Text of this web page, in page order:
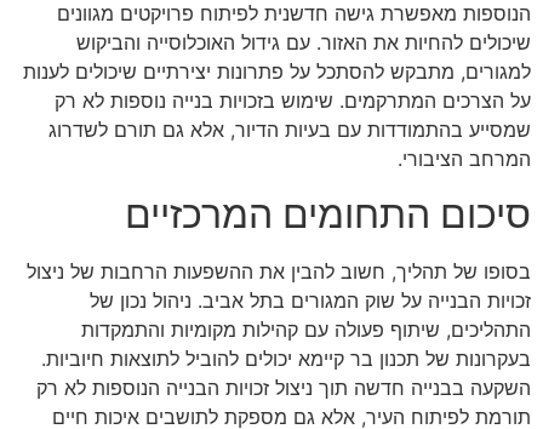
הנוספות מאפשרת גישה חדשנית לפיתוח פרויקטים מגוונים
שיכולים להחיות את האזור. עם גידול האוכלוסייה והביקוש
למגורים, מתבקש להסתכל על פתרונות יצירתיים שיכולים לענות
על הצרכים המתרקמים. שימוש בזכויות בנייה נוספות לא רק
שמסייע בהתמודדות עם בעיות הדיור, אלא גם תורם לשדרוג
המרחב הציבורי.
סיכום התחומים המרכזיים
בסופו של תהליך, חשוב להבין את ההשפעות הרחבות של ניצול
זכויות הבנייה על שוק המגורים בתל אביב. ניהול נכון של
התהליכים, שיתוף פעולה עם קהילות מקומיות והתמקדות
בעקרונות של תכנון בר קיימא יכולים להוביל לתוצאות חיוביות.
השקעה בבנייה חדשה תוך ניצול זכויות הבנייה הנוספות לא רק
תורמת לפיתוח העיר, אלא גם מספקת לתושבים איכות חיים